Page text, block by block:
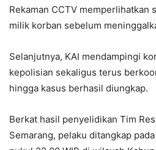
Rekaman CCTV memperlihatkan
milik korban sebelum
Selanjutnya, KAI mendampingi
kepolisian sekaligus terus
hingga kasus berhasil diungkap.
Berkat hasil penyelidikan Tim
Semarang, pelaku ditangkap